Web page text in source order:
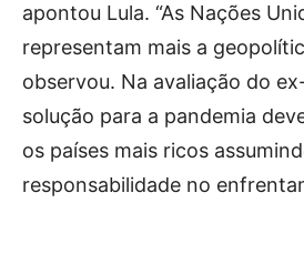
apontou Lula. “As Nações
representam mais a
observou. Na avaliação do
solução para a pandemia
os países mais ricos
responsabilidade no